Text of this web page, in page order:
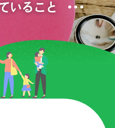
いること